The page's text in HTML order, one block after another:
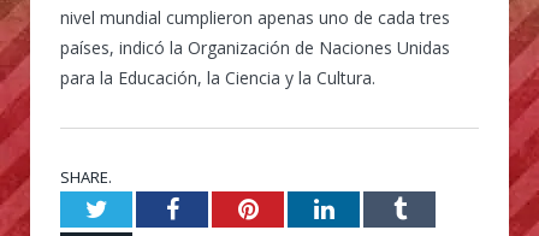
nivel mundial cumplieron apenas uno de cada tres
países, indicó la Organización de Naciones Unidas
para la Educación, la Ciencia y la Cultura.
SHARE.
TwitterFacebookPinterestLinkedInTumblr